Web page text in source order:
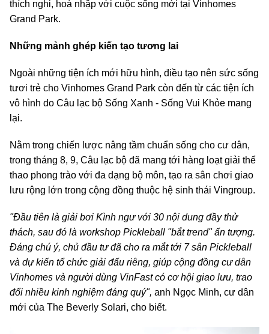
thích nghi, hoà nhập với cuộc sống mới tại Vinhomes
Grand Park.
Những mảnh ghép kiến tạo tương lai
Ngoài những tiện ích mới hữu hình, điều tạo nên sức sống
tươi trẻ cho Vinhomes Grand Park còn đến từ các tiện ích
vô hình do Câu lạc bộ Sống Xanh - Sống Vui Khỏe mang
lại.
Nằm trong chiến lược nâng tầm chuẩn sống cho cư dân,
trong tháng 8, 9, Câu lạc bộ đã mang tới hàng loạt giải thể
thao phong trào với đa dạng bộ môn, tạo ra sân chơi giao
lưu rộng lớn trong cộng đồng thuộc hệ sinh thái Vingroup.
"Đầu tiên là giải bơi Kình ngư với 30 nội dung đầy thử
thách, sau đó là workshop Pickleball "bắt trend" ấn tượng.
Đáng chú ý, chủ đầu tư đã cho ra mắt tới 7 sân Pickleball
và dự kiến tổ chức giải đấu riêng, giúp cộng đồng cư dân
Vinhomes và người dùng VinFast có cơ hội giao lưu, trao
đổi nhiều kinh nghiệm đáng quý", anh Ngọc Minh, cư dân
mới của The Beverly Solari, cho biết.